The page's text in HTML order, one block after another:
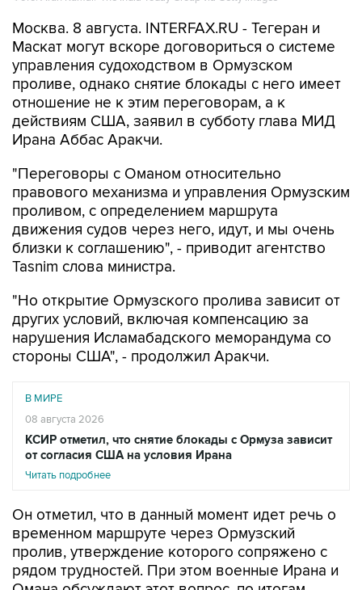
Москва. 8 августа. INTERFAX.RU - Тегеран и
Маскат могут вскоре договориться о системе
управления судоходством в Ормузском
проливе, однако снятие блокады с него имеет
отношение не к этим переговорам, а к
действиям США, заявил в субботу глава МИД
Ирана Аббас Аракчи.
"Переговоры с Оманом относительно
правового механизма и управления Ормузским
проливом, с определением маршрута
движения судов через него, идут, и мы очень
близки к соглашению", - приводит агентство
Tasnim слова министра.
"Но открытие Ормузского пролива зависит от
других условий, включая компенсацию за
нарушения Исламабадского меморандума со
стороны США", - продолжил Аракчи.
В МИРЕ
08 августа 2026
КСИР отметил, что снятие блокады с Ормуза зависит
от согласия США на условия Ирана
Читать подробнее
Он отметил, что в данный момент идет речь о
временном маршруте через Ормузский
пролив, утверждение которого сопряжено с
рядом трудностей. При этом военные Ирана и